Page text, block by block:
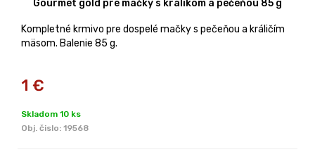
Gourmet gold pre mačky s králikom a pečeňou 85 g
Kompletné krmivo pre dospelé mačky s pečeňou a králičím
mäsom. Balenie 85 g.
1 €
Skladom 10 ks
Obj. čislo: 19568